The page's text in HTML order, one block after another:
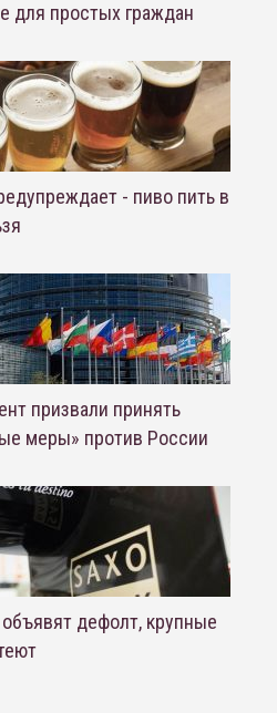
для простых граждан
- пиво пить в
призвали принять
меры» против России
дефолт, крупные